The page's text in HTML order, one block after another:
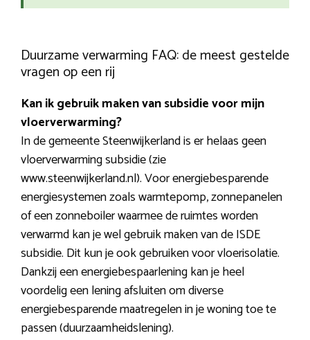
Duurzame verwarming FAQ: de meest gestelde
vragen op een rij
Kan ik gebruik maken van subsidie voor mijn
vloerverwarming?
In de gemeente Steenwijkerland is er helaas geen
vloerverwarming subsidie (zie
www.steenwijkerland.nl). Voor energiebesparende
energiesystemen zoals warmtepomp, zonnepanelen
of een zonneboiler waarmee de ruimtes worden
verwarmd kan je wel gebruik maken van de ISDE
subsidie. Dit kun je ook gebruiken voor vloerisolatie.
Dankzij een energiebespaarlening kan je heel
voordelig een lening afsluiten om diverse
energiebesparende maatregelen in je woning toe te
passen (duurzaamheidslening).